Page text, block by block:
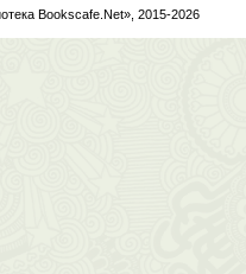
Bookscafe.Net», 2015-2026